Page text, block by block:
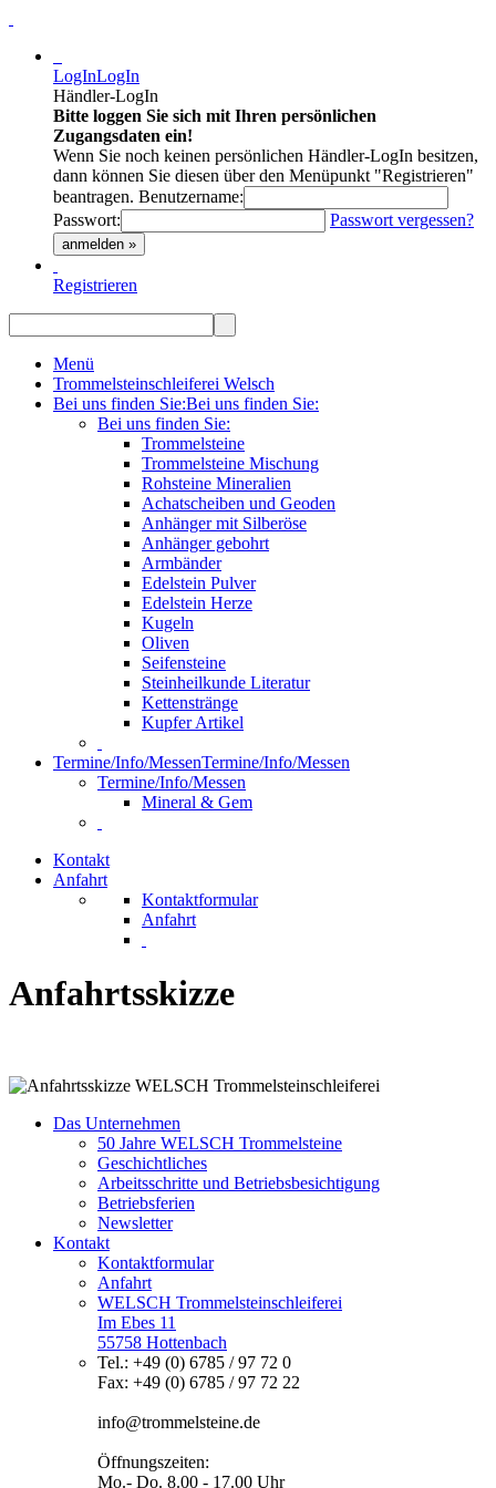
LogInLogIn
Händler-LogIn
Bitte loggen Sie sich mit Ihren persönlichen
Zugangsdaten ein!
Wenn Sie noch keinen persönlichen Händler-LogIn besitzen,
dann können Sie diesen über den Menüpunkt "Registrieren"
beantragen. Benutzername:
Passwort:
Passwort vergessen?
anmelden »
Registrieren
Menü
Trommelsteinschleiferei Welsch
Bei uns finden Sie:Bei uns finden Sie:
Bei uns finden Sie:
Trommelsteine
Trommelsteine Mischung
Rohsteine Mineralien
Achatscheiben und Geoden
Anhänger mit Silberöse
Anhänger gebohrt
Armbänder
Edelstein Pulver
Edelstein Herze
Kugeln
Oliven
Seifensteine
Steinheilkunde Literatur
Kettenstränge
Kupfer Artikel
Termine/Info/MessenTermine/Info/Messen
Termine/Info/Messen
Mineral & Gem
Kontakt
Anfahrt
Kontaktformular
Anfahrt
Anfahrtsskizze
Das Unternehmen
50 Jahre WELSCH Trommelsteine
Geschichtliches
Arbeitsschritte und Betriebsbesichtigung
Betriebsferien
Newsletter
Kontakt
Kontaktformular
Anfahrt
WELSCH Trommelsteinschleiferei
Im Ebes 11
55758 Hottenbach
Tel.: +49 (0) 6785 / 97 72 0
Fax: +49 (0) 6785 / 97 72 22
info@trommelsteine.de
Öffnungszeiten:
Mo.- Do. 8.00 - 17.00 Uhr